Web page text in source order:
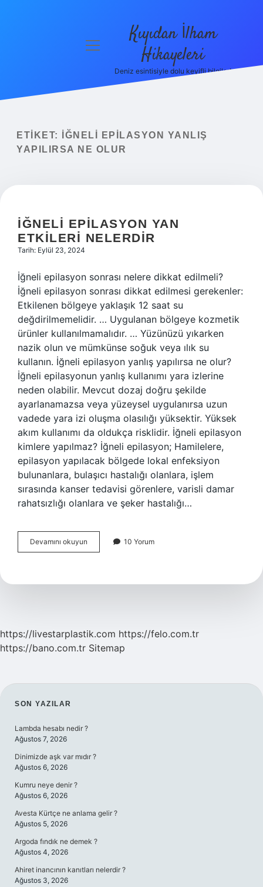
Yasal Uyarı
menüyü
Kıyıdan İlham
Hikayeleri
Deniz esintisiyle dolu keyifli bilgiler!
ETIKET:
İĞNELI EPILASYON YANLIŞ
YAPILIRSA NE OLUR
İĞNELI EPILASYON YAN
ETKILERI NELERDIR
Tarih: Eylül 23, 2024
İğneli epilasyon sonrası nelere dikkat edilmeli?
İğneli epilasyon sonrası dikkat edilmesi gerekenler:
Etkilenen bölgeye yaklaşık 12 saat su
değdirilmemelidir. … Uygulanan bölgeye kozmetik
ürünler kullanılmamalıdır. … Yüzünüzü yıkarken
nazik olun ve mümkünse soğuk veya ılık su
kullanın. İğneli epilasyon yanlış yapılırsa ne olur?
İğneli epilasyonun yanlış kullanımı yara izlerine
neden olabilir. Mevcut dozaj doğru şekilde
ayarlanamazsa veya yüzeysel uygulanırsa uzun
vadede yara izi oluşma olasılığı yüksektir. Yüksek
akım kullanımı da oldukça risklidir. İğneli epilasyon
kimlere yapılmaz? İğneli epilasyon; Hamilelere,
epilasyon yapılacak bölgede lokal enfeksiyon
bulunanlara, bulaşıcı hastalığı olanlara, işlem
sırasında kanser tedavisi görenlere, varisli damar
rahatsızlığı olanlara ve şeker hastalığı…
Devamını okuyun
Epilasyon
Nelerdir
10 Yorum
https://livestarplastik.com https://felo.com.tr
https://bano.com.tr Sitemap
SIDEBAR
SON YAZILAR
Lambda hesabı nedir ?
Ağustos 7, 2026
Dinimizde aşk var mıdır ?
Ağustos 6, 2026
Kumru neye denir ?
Ağustos 6, 2026
Avesta Kürtçe ne anlama gelir ?
Ağustos 5, 2026
Argoda fındık ne demek ?
Ağustos 4, 2026
Ahiret inancının kanıtları nelerdir ?
Ağustos 3, 2026